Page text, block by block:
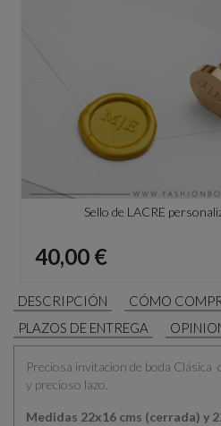
Sello de LACRE
Precio
40,00 €
DESCRIPCIÓN
CÓMO
PLAZOS DE ENTREGA
Preciosa invitacion de boda Clásica
y precioso lazo.
Medidas 22x16 cms (cerrada) y